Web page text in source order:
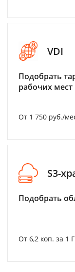
VDI
Подобрать
рабочих мест
От 1 750 руб./
S3-
Подобрать
От 6,2 коп. за 1